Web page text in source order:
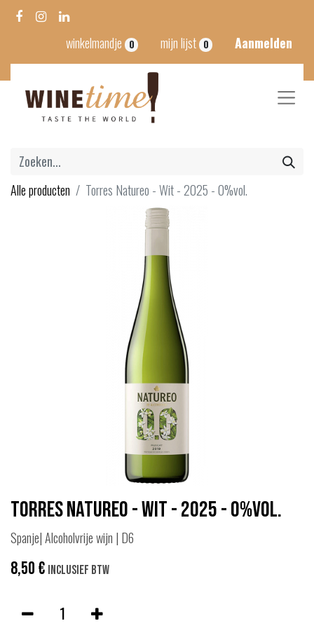
winkelmandje 0 mijn lijst 0 Aanmelden
Alle producten Torres Natureo - Wit - 2025 - 0%vol.
Torres Natureo - Wit - 2025 - 0%vol.
Spanje| Alcoholvrije wijn | D6
8,50€ Inclusief btw